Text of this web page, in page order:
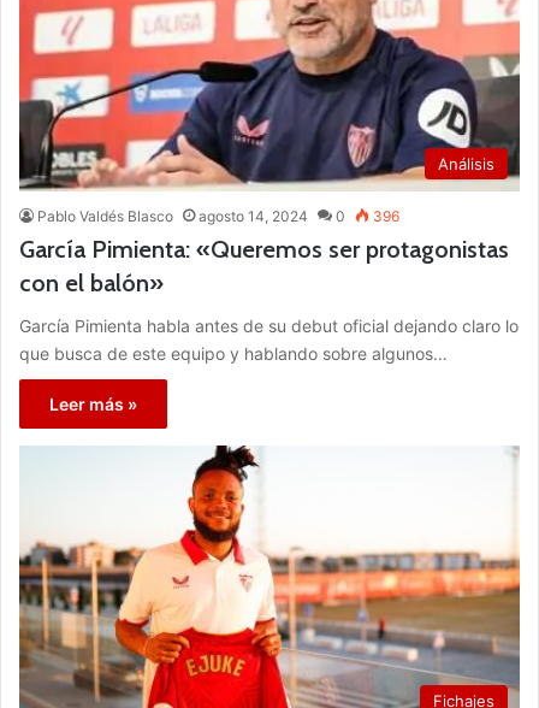
Análisis
Pablo Valdés Blasco agosto 14, 2024 0 396
García Pimienta: «Queremos ser protagonistas
con el balón»
García Pimienta habla antes de su debut oficial dejando claro lo
que busca de este equipo y hablando sobre algunos…
Leer más »
Fichajes